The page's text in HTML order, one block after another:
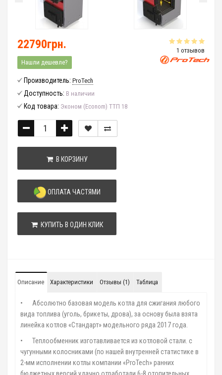
1 отзывов
22790грн.
Нашли дешевле?
Производитель: ProTech
Доступность: В наличии
Код товара: Эконом (Econom) TTП 18
В КОРЗИНУ
ОПЛАТА ЧАСТЯМИ
КУПИТЬ В ОДИН КЛИК
Описание Характеристики Отзывы (1) Таблица
•
Абсолютно базовая модель котла для сжигания любого
вида топлива (уголь, брикеты, дрова), за основу была взята
линейка котлов «Стандарт» модельного ряда 2017 года.
•
Теплообменник изготавливается из котловой стали. с
чугунными колосниками (по нашей внутренней статистике в
2-мм исполнении котлы компании «ProTech» ранних